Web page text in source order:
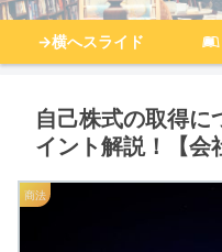
→横へスライド
自己株式の取得に
イント解説！【会
商法